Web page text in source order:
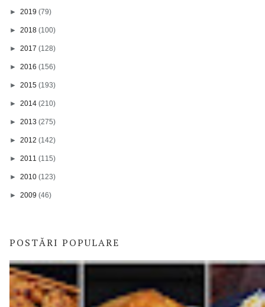
► 2019 (79)
► 2018 (100)
► 2017 (128)
► 2016 (156)
► 2015 (193)
► 2014 (210)
► 2013 (275)
► 2012 (142)
► 2011 (115)
► 2010 (123)
► 2009 (46)
POSTĂRI POPULARE